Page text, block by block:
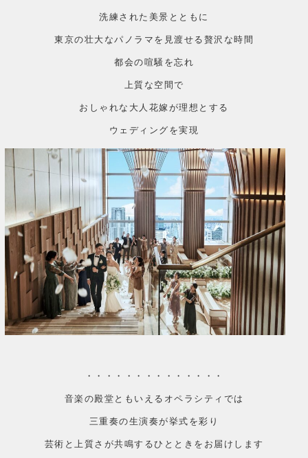
洗練された美景とともに
東京の壮大なパノラマを見渡せる贅沢な時間
都会の喧騒を忘れ
上質な空間で
おしゃれな大人花嫁が理想とする
ウェディングを実現
・・・・・・・・・・・・・・
音楽の殿堂ともいえるオペラシティでは
三重奏の生演奏が挙式を彩り
芸術と上質さが共鳴するひとときをお届けします